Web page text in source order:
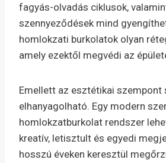
fagyás-olvadás ciklusok,
szennyeződések mind
homlokzati burkolatok olyan
amely ezektől megvédi az
Emellett az esztétikai szempont
elhanyagolható. Egy modern
homlokzatburkolat rendszer
kreatív, letisztult és egyedi
hosszú éveken keresztül